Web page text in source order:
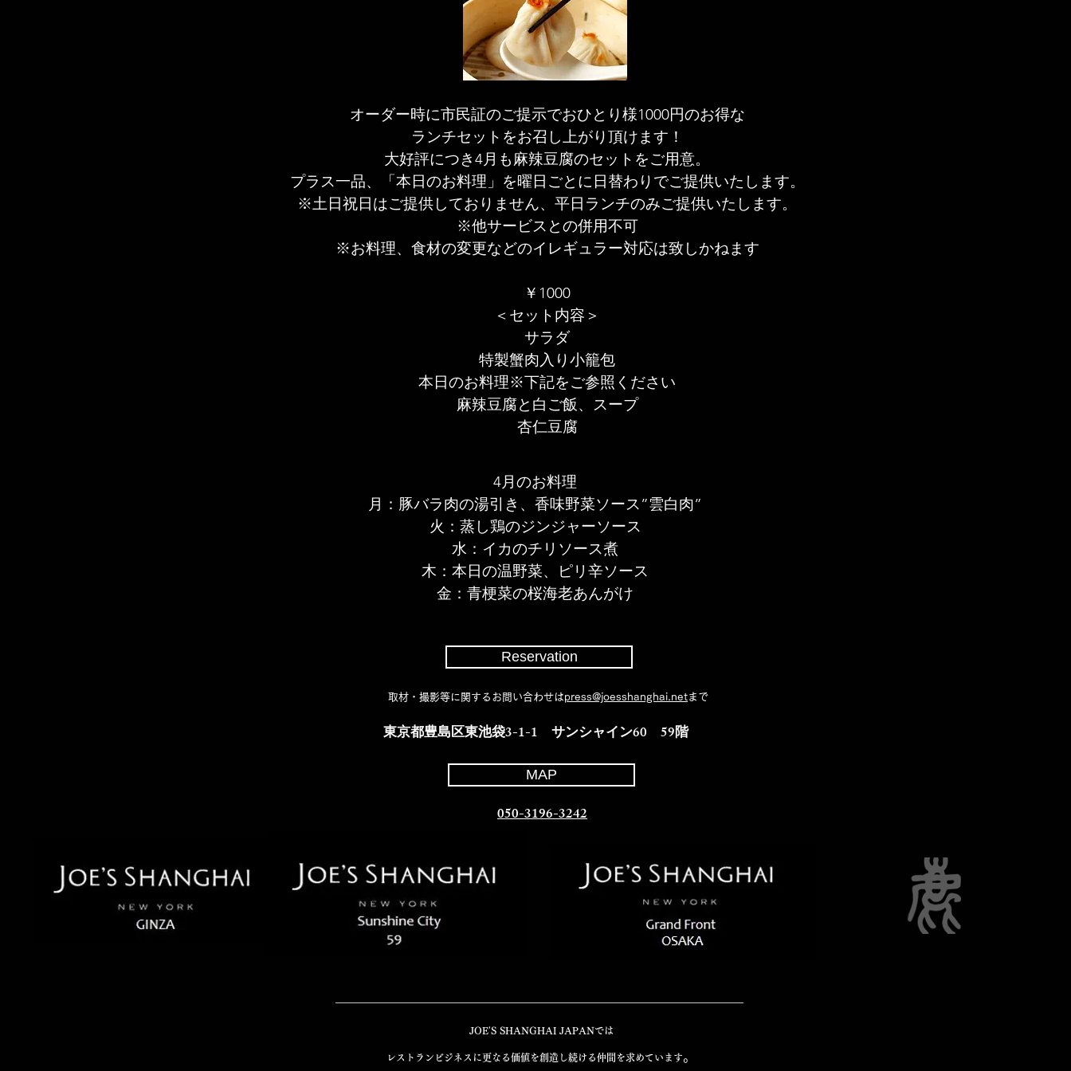
オーダー時に市民証のご提示でおひとり様1000円のお得な
ランチセットをお召し上がり頂けます！
​大好評につき4月も麻辣豆腐のセットをご用意。
プラス一品、「本日のお料理」を曜日ごとに日替わりでご提供いたします。
※土日祝日はご提供しておりません、平日ランチのみご提供いたします。
※他サービスとの併用不可
​※お料理、食材の変更などのイレギュラー対応は致しかねます
​￥1000
＜セット内容＞
サラダ
特製蟹肉入り小籠包
本日のお料理※下記をご参照ください
麻辣豆腐と白ご飯、スープ
​杏仁豆腐
​4月のお料理
月：豚バラ肉の湯引き、香味野菜ソース”雲白肉”
火：蒸し鶏のジンジャーソース
水：イカのチリソース煮
木：本日の温野菜、ピリ辛ソース
金：青梗菜の桜海老あんがけ
Reservation
取材・撮影等に関するお問い合わせはpress@joesshanghai.netまで
​東京都豊島区東池袋3-1-1 サンシャイン60 59階
MAP
​050-3196-3242
JOE'S SHANGHAI JAPANでは
レストランビジネスに更なる価値を創造し続ける仲間を求めています。